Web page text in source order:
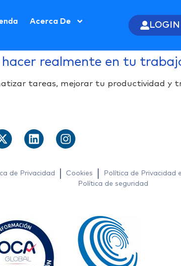
Acerca De LOGIN
realmente en tu
tareas, mejorar tu productividad y
de Privacidad Cookies Política de Privacidad
Política de seguridad